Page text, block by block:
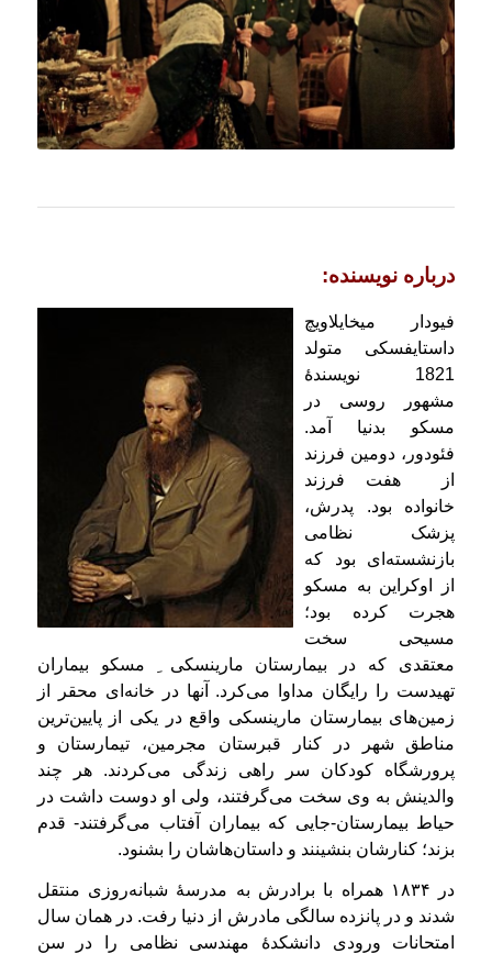
درباره نویسنده:
فیودار میخایلاویچ
داستایفسکی متولد
1821 نویسندهٔ
مشهور روسی در
مسكو بدنیا آمد.
فئودور، دومین فرزند
از هفت فرزند
خانواده بود. پدرش،
پزشک نظامی
بازنشسته‌ای بود که
از اوکراین به مسکو
هجرت کرده بود؛
مسیحی سخت
معتقدی که در بیمارستان مارینسکی ِ مسکو بیماران
تهیدست را رایگان مداوا می‌کرد. آنها در خانه‌ای محقر از
زمین‌های بیمارستان مارینسکی واقع در یکی از پایین‌ترین
مناطق شهر در کنار قبرستان مجرمین، تیمارستان و
پرورشگاه کودکان سر راهی زندگی می‌کردند. هر چند
والدینش به وی سخت می‌گرفتند، ولی او دوست داشت در
حیاط بیمارستان-جایی‌ که بیماران آفتاب می‌گرفتند- قدم
بزند؛ کنارشان بنشینند و داستان‌هاشان را بشنود.
در ۱۸۳۴ همراه با برادرش به مدرسهٔ شبانه‌روزی منتقل
شدند و در پانزده‌ سالگی مادرش از دنیا رفت. در همان سال
امتحانات ورودی دانشکدهٔ مهندسی نظامی را در سن